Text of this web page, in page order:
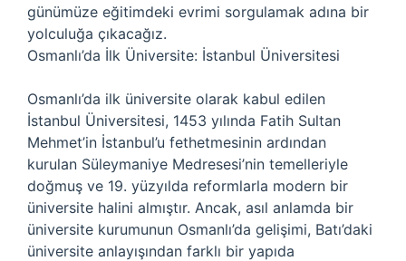
günümüze eğitimdeki evrimi sorgulamak adına bir
yolculuğa çıkacağız.
Osmanlı’da İlk Üniversite: İstanbul Üniversitesi
Osmanlı’da ilk üniversite olarak kabul edilen
İstanbul Üniversitesi, 1453 yılında Fatih Sultan
Mehmet’in İstanbul’u fethetmesinin ardından
kurulan Süleymaniye Medresesi’nin temelleriyle
doğmuş ve 19. yüzyılda reformlarla modern bir
üniversite halini almıştır. Ancak, asıl anlamda bir
üniversite kurumunun Osmanlı’da gelişimi, Batı’daki
üniversite anlayışından farklı bir yapıda